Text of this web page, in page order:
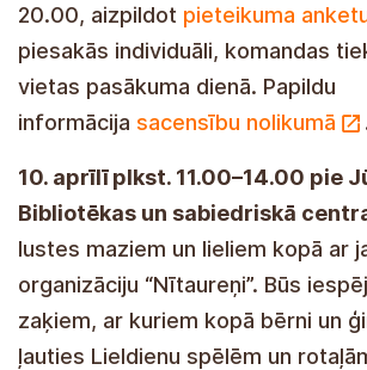
20.00, aizpildot pieteikuma
piesakās individuāli, komandas
vietas pasākuma dienā. Papildu
informācija sacensību nolikumā
10. aprīlī plkst. 11.00–14.00 pie
Bibliotēkas un sabiedriskā
lustes maziem un lieliem kopā ar
organizāciju “Nītaureņi”. Būs
zaķiem, ar kuriem kopā bērni un
ļauties Lieldienu spēlēm un